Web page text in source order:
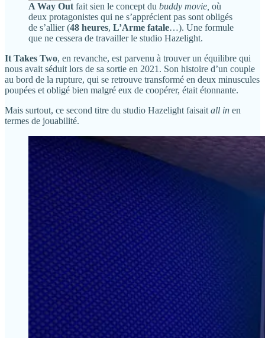
A Way Out fait sien le concept du buddy movie, où
deux protagonistes qui ne s’apprécient pas sont obligés
de s’allier (48 heures, L’Arme fatale…). Une formule
que ne cessera de travailler le studio Hazelight.
It Takes Two, en revanche, est parvenu à trouver un équilibre qui
nous avait séduit lors de sa sortie en 2021. Son histoire d’un couple
au bord de la rupture, qui se retrouve transformé en deux minuscules
poupées et obligé bien malgré eux de coopérer, était étonnante.
Mais surtout, ce second titre du studio Hazelight faisait all in en
termes de jouabilité.